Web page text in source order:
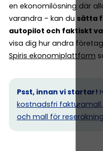
en ekonomilösning där
varandra – kan du sätta
autopilot och faktiskt
visa dig hur andra
Spiris ekonomiplattform
Psst, innan vi startar!
kostnadsfri
och mall för